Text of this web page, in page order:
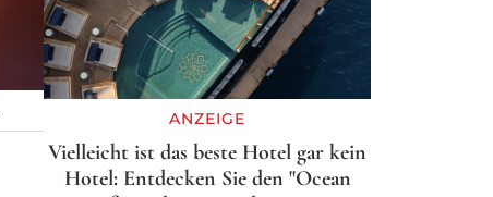
ANZEIGE
Vielleicht ist das beste Hotel gar kein
Hotel: Entdecken Sie den "Ocean